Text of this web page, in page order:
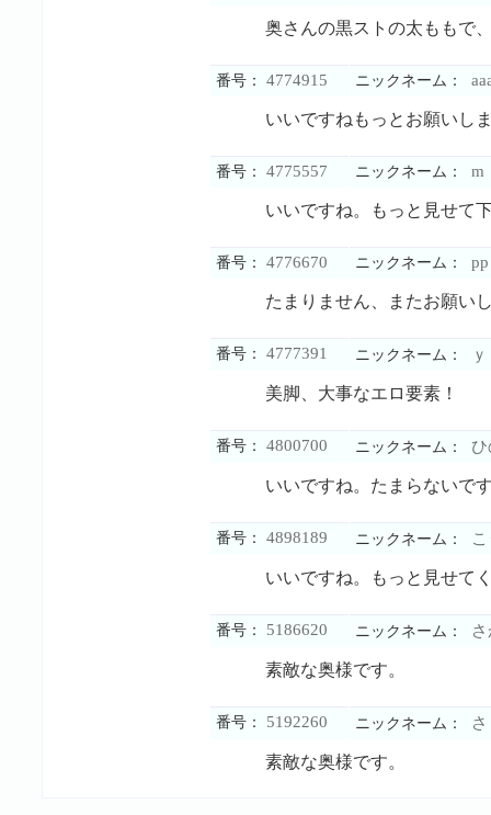
奥さんの黒ストの太ももで
番号： 4774915 ニックネーム：
いいですねもっとお願いし
番号： 4775557 ニックネーム： m
いいですね。もっと見せて
番号： 4776670 ニックネーム： pp
たまりません、またお願い
番号： 4777391 ニックネーム：
美脚、大事なエロ要素！
番号： 4800700 ニックネーム： ひ
いいですね。たまらないで
番号： 4898189 ニックネーム：
いいですね。もっと見せて
番号： 5186620 ニックネーム：
素敵な奥様です。
番号： 5192260 ニックネーム： さ
素敵な奥様です。